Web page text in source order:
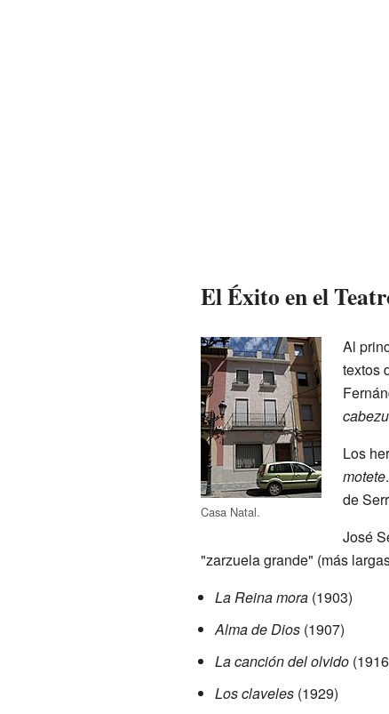
El Éxito en el
Casa Natal.
Al
textos
Los
motete
de
José
"zarzuela grande" (más
La Reina mora(1903)
Alma de Dios(1907)
La canción del olvido
Los claveles(1929)